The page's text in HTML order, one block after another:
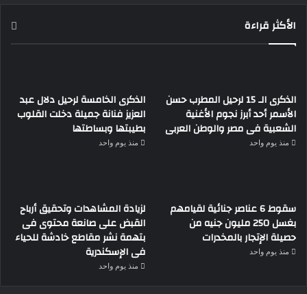
الأكثر قراءة
الذكرى الـ 15 لرحيل المطرب حسن
الأسمر أحد أبرز نجوم الأغنية
الشعبية فى مصر والوطن العربى
منذ يوم واحد
الذكرى الخامسة لرحيل دلال عبد
العزيز فنانة جميلة دخلت القلوب
بطيبتها وبساطتها
منذ يوم واحد
سقوط 6 عناصر جنائية لقيامهم
بغسل 250 مليون جنيه من
حصيلة الإتجار بالمخدرات
منذ يوم واحد
لزيادة المشاهدات وتحقيق أرباح
القبض على صانعة محتوى فى
بتهمة نشر مقاطع خادشة للحياء
فى الإسكندرية
منذ يوم واحد